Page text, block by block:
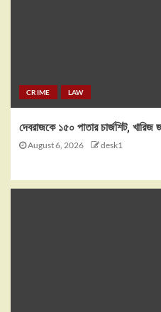
CRIME LAW
দেবরাজকে ১৫০ পাতার চার্জশিট, খারিজ
August 6, 2026 desk1